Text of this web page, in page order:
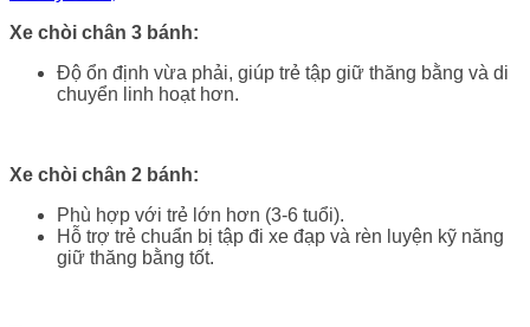
Xe chòi chân 3 bánh:
Độ ổn định vừa phải, giúp trẻ tập giữ thăng bằng và di
chuyển linh hoạt hơn.
Xe chòi chân 2 bánh:
Phù hợp với trẻ lớn hơn (3-6 tuổi).
Hỗ trợ trẻ chuẩn bị tập đi xe đạp và rèn luyện kỹ năng
giữ thăng bằng tốt.